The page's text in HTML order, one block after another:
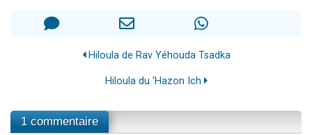
Hiloula de Rav Yéhouda Tsadka
Hiloula du 'Hazon Ich
1 commentaire